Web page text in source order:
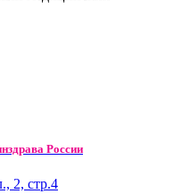
России
2, стр.4